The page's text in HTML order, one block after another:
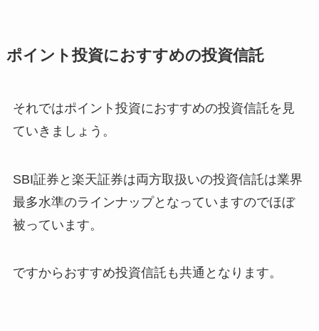
ポイント投資におすすめの投資信託
それではポイント投資におすすめの投資信託を見
ていきましょう。
SBI証券と楽天証券は両方取扱いの投資信託は業界
最多水準のラインナップとなっていますのでほぼ
被っています。
ですからおすすめ投資信託も共通となります。